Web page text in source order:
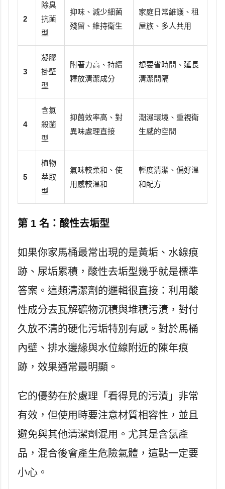
2
除臭
抗菌
型
抑味、減少細菌
殘留、維持衛生
家庭日常維護、租
屋族、多人共用
3
凝膠
掛壁
型
附著力高、持續
釋放清潔成分
想要省時間、延長
清潔間隔
4
含氯
殺菌
型
抑菌效率高、對
異味處理直接
潮濕環境、重視衛
生感的空間
5
植物
萃取
型
氣味較柔和、使
用感較溫和
輕度清潔、偏好溫
和配方
第 1 名：酸性去垢型
如果你家馬桶最常出現的是黃垢、水線痕
跡、尿垢累積，酸性去垢型幾乎就是標準
答案。這類清潔劑的邏輯很直接：利用酸
性成分去瓦解礦物沉積與堆積污漬，對付
久放不清的硬化污垢特別有感。對於馬桶
內壁、排水邊緣與水位線附近的陳年痕
跡，效果通常最明顯。
它的優勢在於處理「看得見的污漬」非常
有效，但使用時要注意材質相容性，並且
避免與其他清潔劑混用。尤其是含氯產
品，混合後會產生危險氣體，這點一定要
小心。